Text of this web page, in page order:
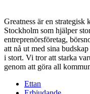
Greatness är en
Stockholm som hjälper
entreprenörsföretag,
att nå ut med sina
i stort. Vi tror att starka
genom att göra all
Ettan